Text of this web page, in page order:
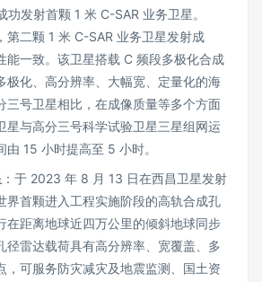
功发射首颗 1 米 C-SAR 业务卫星。
第二颗 1 米 C-SAR 业务卫星发射成
能一致。该卫星搭载 C 频段多极化合成
极化、高分辨率、大幅宽、定量化的海
三号卫星相比，在成像质量等多个方面
星与高分三号科学试验卫星三星组网运
15 小时提高至 5 小时。
：于 2023 年 8 月 13 日在西昌卫星发射
界首颗进入工程实施阶段的高轨合成孔
在距离地球近四万公里的倾斜地球同步
径雷达载荷具有高分辨率、宽覆盖、多
，可服务防灾减灾及地震监测、国土资